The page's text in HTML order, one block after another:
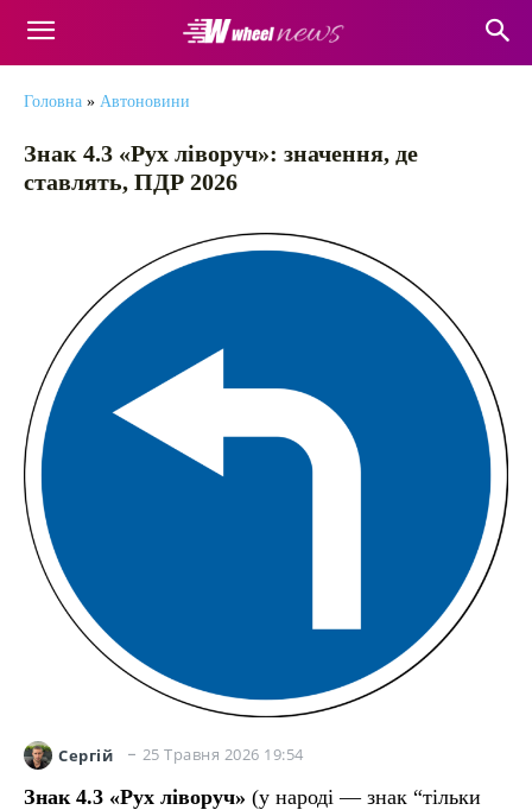
Головна » Автоновини
Знак 4.3 «Рух ліворуч»: значення, де
ставлять, ПДР 2026
Сергій 25 Травня 2026 19:54
Знак 4.3 «Рух ліворуч» (у народі — знак “тільки